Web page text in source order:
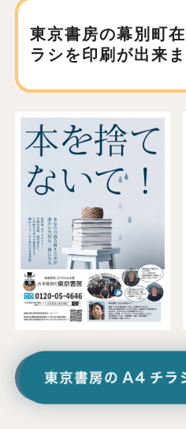
東京書房の幕別町
ラシを印刷が出来